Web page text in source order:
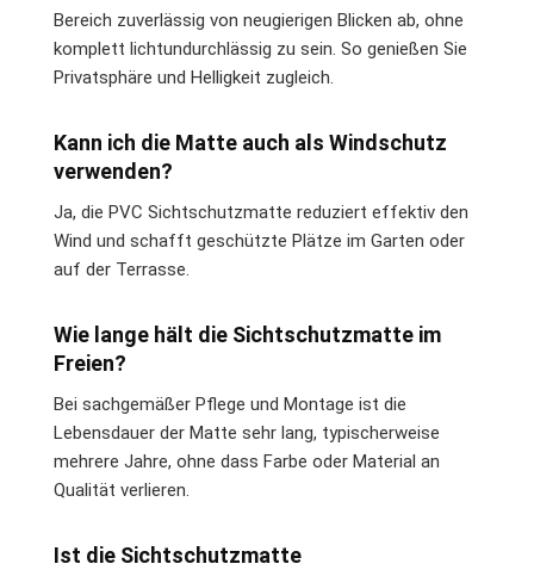
Bereich zuverlässig von neugierigen Blicken ab, ohne
komplett lichtundurchlässig zu sein. So genießen Sie
Privatsphäre und Helligkeit zugleich.
Kann ich die Matte auch als Windschutz
verwenden?
Ja, die PVC Sichtschutzmatte reduziert effektiv den
Wind und schafft geschützte Plätze im Garten oder
auf der Terrasse.
Wie lange hält die Sichtschutzmatte im
Freien?
Bei sachgemäßer Pflege und Montage ist die
Lebensdauer der Matte sehr lang, typischerweise
mehrere Jahre, ohne dass Farbe oder Material an
Qualität verlieren.
Ist die Sichtschutzmatte